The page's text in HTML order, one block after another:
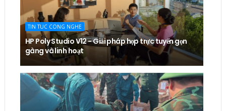
TIN TUC CONG NGHE
HP Poly Studio V12 - Giải pháp họp trực tuyến gọn
gàng và linh hoạt